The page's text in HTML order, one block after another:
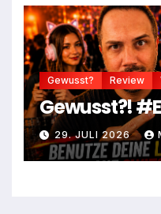
Gewusst? Review
Gewusst?!
29. JULI 2026